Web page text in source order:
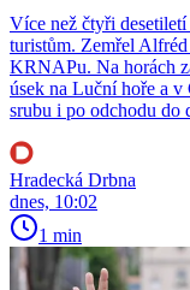
Více než čtyři
turistům. Zemřel
KRNAPu. Na horách
úsek na Luční hoře a
srubu i po odchodu do
Hradecká Drbna
dnes, 10:02
1 min